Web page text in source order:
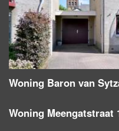
Woning Baron van
Woning Meengatstraat